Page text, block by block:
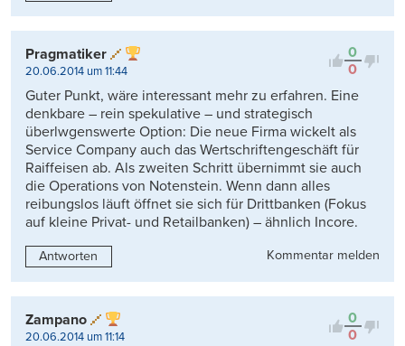
0
0
Pragmatiker
20.06.2014 um 11:44
Guter Punkt, wäre interessant mehr zu erfahren. Eine
denkbare – rein spekulative – und strategisch
überlwgenswerte Option: Die neue Firma wickelt als
Service Company auch das Wertschriftengeschäft für
Raiffeisen ab. Als zweiten Schritt übernimmt sie auch
die Operations von Notenstein. Wenn dann alles
reibungslos läuft öffnet sie sich für Drittbanken (Fokus
auf kleine Privat- und Retailbanken) – ähnlich Incore.
Antworten Kommentar melden
0
0
Zampano
20.06.2014 um 11:14